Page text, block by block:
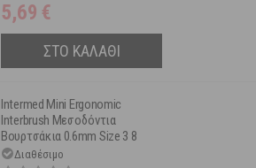
5,69 €
ΣΤΟ ΚΑΛΑΘΙ
Intermed Mini Ergonomic
Interbrush Μεσοδόντια
Βουρτσάκια 0.6mm Size 3 8
τμχΔιαθέσιμο